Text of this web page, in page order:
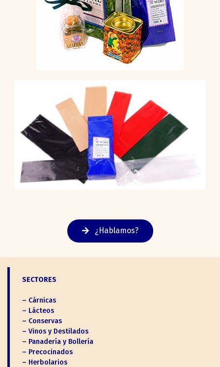
¿Hablamos?
SECTORES
– Cárnicas
– Lácteos
– Conservas
– Vinos y Destilados
– Panadería y Bollería
– Precocinados
– Herbolarios